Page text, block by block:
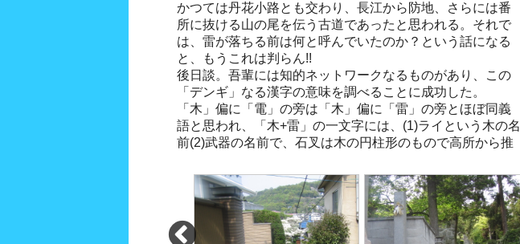
かつては丹花小路とも交わり、長江から防地、さらには番
所に抜ける山の尾を伝う古道であったと思われる。それで
は、雷が落ちる前は何と呼んでいたのか？という話になる
と、もうこれは判らん!!
後日談。吾輩には知的ネットワークなるものがあり、この
「デンギ」なる漢字の意味を調べることに成功した。
「木」偏に「電」の旁は「木」偏に「雷」の旁とほぼ同義
語と思われ、「木+雷」の一文字には、(1)ライという木の名
前(2)武器の名前で、石叉は木の円柱形のもので高所から推